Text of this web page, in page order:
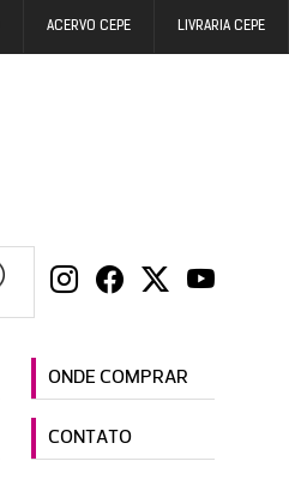
ACERVO CEPE LIVRARIA CEPE
ONDE COMPRAR
CONTATO